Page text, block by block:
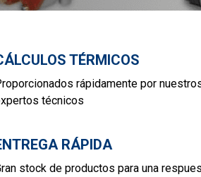
TÉRMICOS
rápidamente por
técnicos
RÁPIDA
stock de productos para una